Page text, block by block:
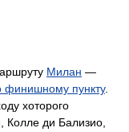
Милан —
финишному пункту.
хоторого
ди Бализио,